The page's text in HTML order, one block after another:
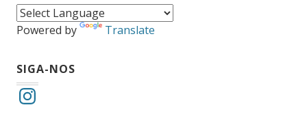
Powered by Translate
SIGA-NOS
Instagram